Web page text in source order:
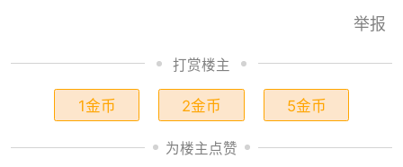
举报
打赏楼主
1金币 2金币 5金币
为楼主点赞